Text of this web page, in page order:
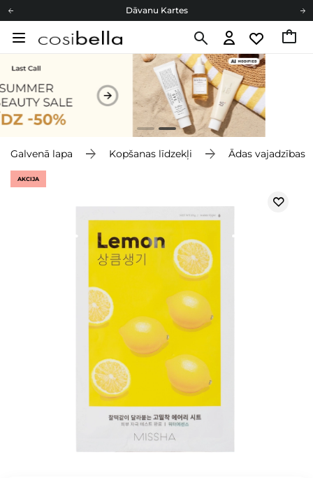
Dāvanu Kartes
Cosibella lojalitātes programma
Dāvanu Kartes
Galvenā lapa Kopšanas līdzekļi Ādas vajadzības
AKCIJA